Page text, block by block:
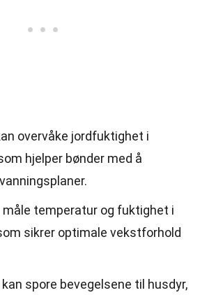
overvåke jordfuktighet i
hjelper bønder med å
måle temperatur og fuktighet i
sikrer optimale vekstforhold
spore bevegelsene til husdyr,